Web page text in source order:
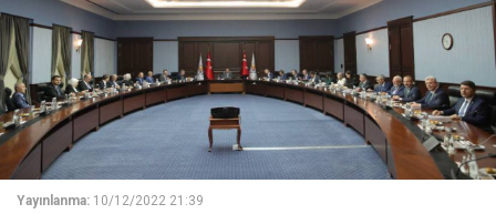
Yayınlanma: 10/12/2022 21:39